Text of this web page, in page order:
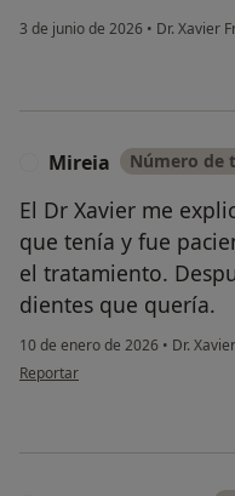
3 de junio de 2026 • Dr. Xavier
Mireia Número de
El Dr Xavier me
que tenía y fue
el tratamiento.
dientes que quería.
10 de enero de 2026 • Dr.
en opinión del usuario Mireia
Reportar